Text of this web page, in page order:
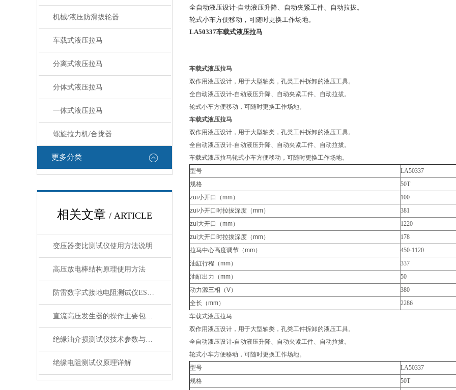
机械/液压防滑拔轮器
车载式液压拉马
分离式液压拉马
分体式液压拉马
一体式液压拉马
螺旋拉力机/合拢器
更多分类
相关文章 / ARTICLE
变压器变比测试仪使用方法说明
高压放电棒结构原理使用方法
防雷数字式接地电阻测试仪ES3000
直流高压发生器的操作主要包括三步
绝缘油介损测试仪技术参数与功能特点
绝缘电阻测试仪原理详解
全自动液压设计-自动液压升降、自动夹紧工件、自动拉拔。
轮式小车方便移动，可随时更换工作场地。
LA50337车载式液压拉马
车载式液压拉马
双作用液压设计，用于大型轴类，孔类工件拆卸的液压工具。
全自动液压设计-自动液压升降、自动夹紧工件、自动拉拔。
轮式小车方便移动，可随时更换工作场地。
车载式液压拉马
双作用液压设计，用于大型轴类，孔类工件拆卸的液压工具。
全自动液压设计-自动液压升降、自动夹紧工件、自动拉拔。
车载式液压拉马轮式小车方便移动，可随时更换工作场地。
型号
LA50337
规格
50T
zui小开口（mm）
100
zui小开口时拉拔深度（mm）
381
zui大开口（mm）
1220
zui大开口时拉拔深度（mm）
178
拉马中心高度调节（mm）
450-1120
油缸行程（mm）
337
油缸出力（mm）
50
动力源三相（V）
380
全长（mm）
2286
车载式液压拉马
双作用液压设计，用于大型轴类，孔类工件拆卸的液压工具。
全自动液压设计-自动液压升降、自动夹紧工件、自动拉拔。
轮式小车方便移动，可随时更换工作场地。
型号
LA50337
规格
50T